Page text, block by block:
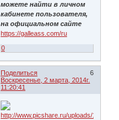
можете найти в личном
кабинете пользователя,
на официальном сайте
https://galleass.com/ru
0
Поделиться
6
Воскресенье, 2 марта, 2014г.
11:20:41